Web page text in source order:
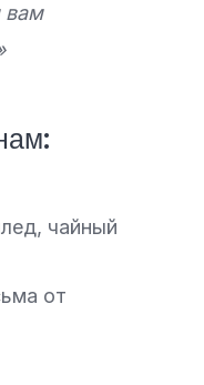
вам
чайный
от